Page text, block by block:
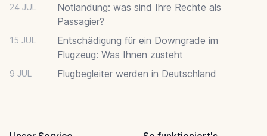
24 JUL
Notlandung: was sind Ihre Rechte als
Passagier?
15 JUL
Entschädigung für ein Downgrade im
Flugzeug: Was Ihnen zusteht
9 JUL Flugbegleiter werden in Deutschland